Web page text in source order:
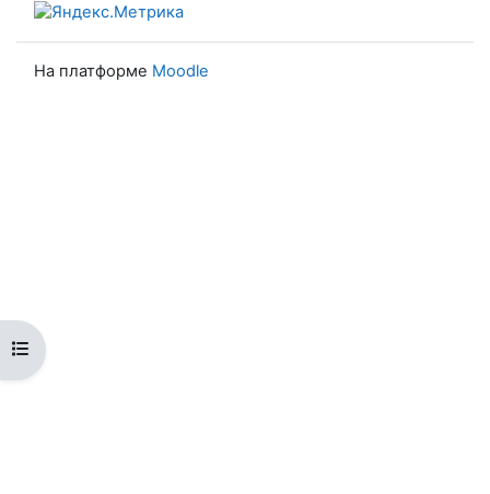
Открыть оглавление курса
На платформе Moodle